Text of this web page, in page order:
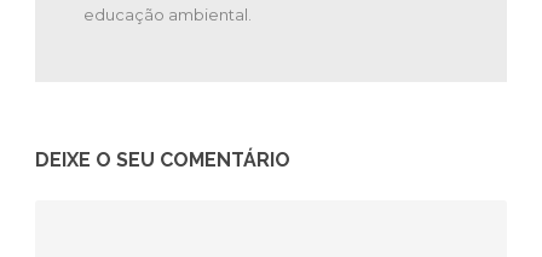
educação ambiental.
DEIXE O SEU COMENTÁRIO